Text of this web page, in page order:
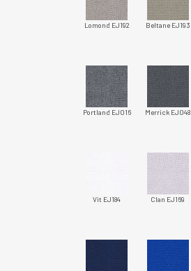
Lomond EJ192 Beltane EJ193
Portland EJ016 Merrick EJ048
Vit EJ184 Clan EJ169